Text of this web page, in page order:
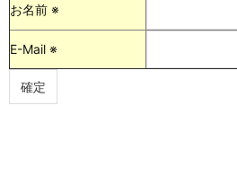
お名前 ※
E-Mail ※